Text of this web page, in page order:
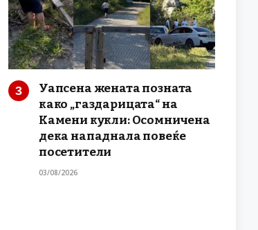
Уапсена жената позната
како „газдарицата“ на
Камени кукли: Осомничена
дека нападнала повеќе
посетители
03/08/2026